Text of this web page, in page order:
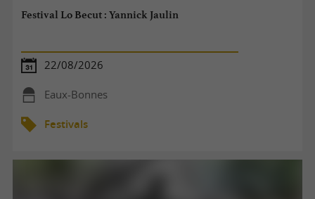
Festival Lo Becut : Yannick Jaulin
22/08/2026
Eaux-Bonnes
Festivals